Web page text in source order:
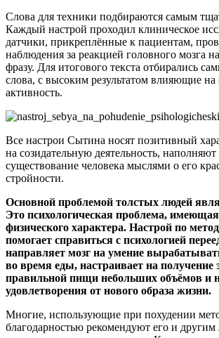
Слова для техники подбираются самым
Каждый настрой проходил клиническое
датчики, прикреплённые к пациентам,
наблюдения за реакцией головного мозга
фразу. Для итогового текста отбирались
слова, с высоким результатом влияющие
активность.
Все настрои Сытина носят позитивный
на созидательную деятельность, наполняют
существование человека мыслями о его
стройности.
Основной проблемой толстых людей
Это психологическая проблема,
физического характера. Настрой по
помогает справиться с психологией
направляет мозг на умение
во время еды, настраивает на получение
правильной пищи небольших объёмов и
удовлетворения от нового образа жизни.
Многие, использующие при похудении
благодарностью рекомендуют его и